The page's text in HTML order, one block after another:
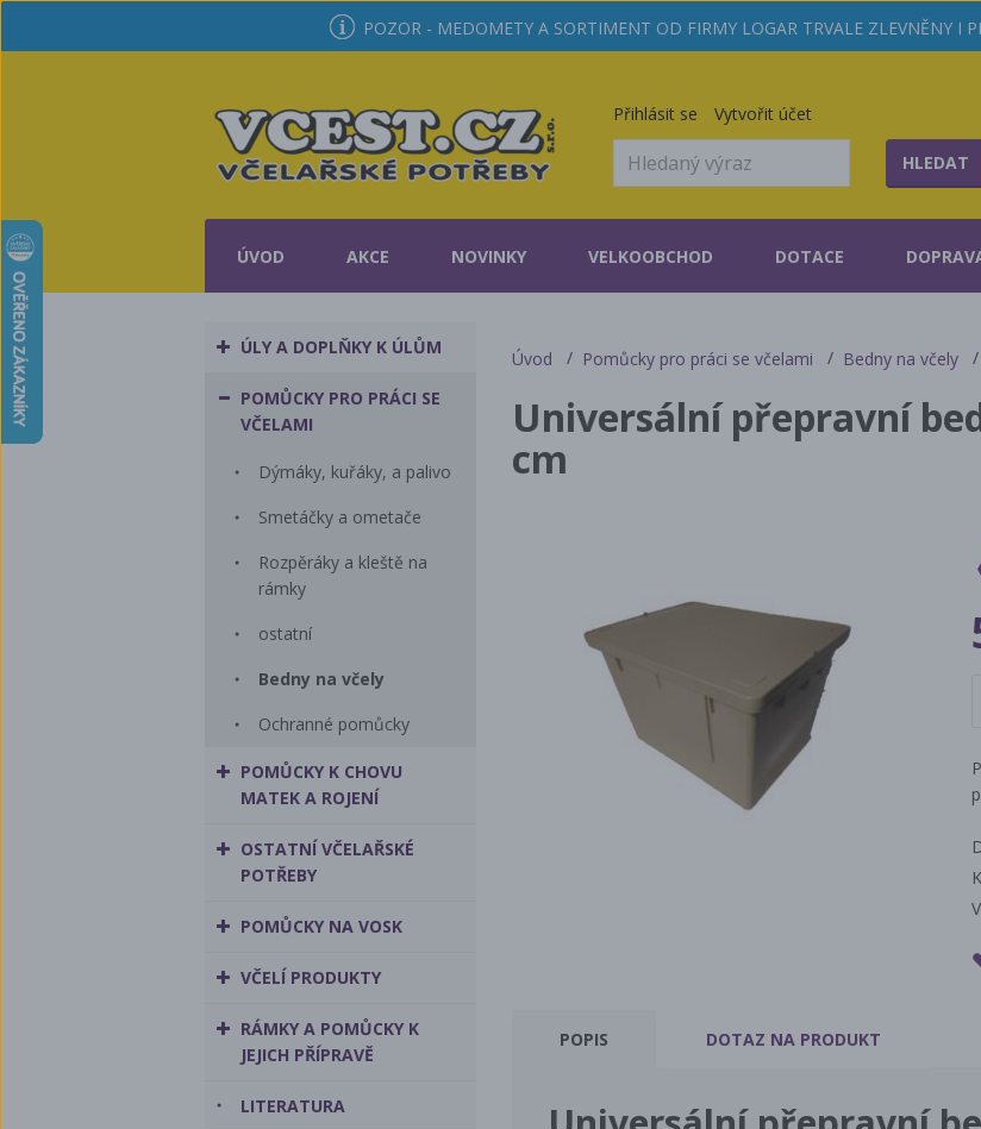
POZOR - MEDOMETY A SORTIMENT OD FIRMY LOGAR TRVALE ZLEVNĚNY I
Přihlásit se Vytvořit účet
HLEDAT
ÚVOD AKCE NOVINKY VELKOOBCHOD DOTACE
ÚLY A DOPLŇKY K ÚLŮM
POMŮCKY PRO PRÁCI SE
VČELAMI
Dýmáky, kuřáky, a palivo
Smetáčky a ometače
Rozpěráky a kleště na
rámky
ostatní
Bedny na včely
Ochranné pomůcky
POMŮCKY K CHOVU
MATEK A ROJENÍ
OSTATNÍ VČELAŘSKÉ
POTŘEBY
POMŮCKY NA VOSK
VČELÍ PRODUKTY
RÁMKY A POMŮCKY K
JEJICH PŘÍPRAVĚ
LITERATURA
Úvod Pomůcky pro práci se včelami Bedny na včely
Universální přepravní
cm
POPIS DOTAZ NA PRODUKT